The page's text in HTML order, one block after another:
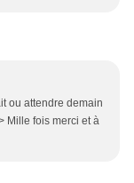
ou attendre demain
Mille fois merci et à